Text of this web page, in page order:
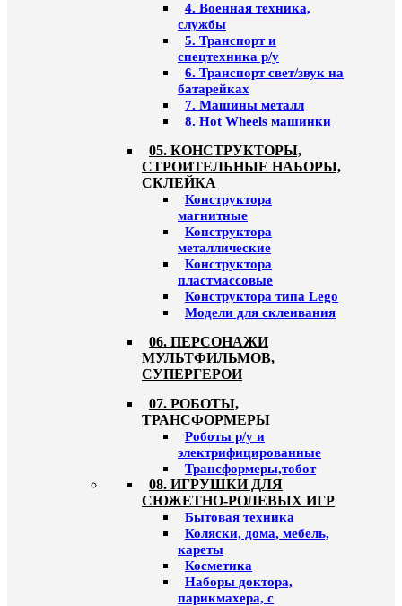
4. Военная техника,
службы
5. Транспорт и
спецтехника р/у
6. Транспорт свет/звук на
батарейках
7. Машины металл
8. Hot Wheels машинки
05. КОНСТРУКТОРЫ,
СТРОИТЕЛЬНЫЕ НАБОРЫ,
СКЛЕЙКА
Конструктора
магнитные
Конструктора
металлические
Конструктора
пластмассовые
Конструктора типа Lego
Модели для склеивания
06. ПЕРСОНАЖИ
МУЛЬТФИЛЬМОВ,
СУПЕРГЕРОИ
07. РОБОТЫ,
ТРАНСФОРМЕРЫ
Роботы р/у и
электрифицированные
Трансформеры,тобот
08. ИГРУШКИ ДЛЯ
СЮЖЕТНО-РОЛЕВЫХ ИГР
Бытовая техника
Коляски, дома, мебель,
кареты
Косметика
Наборы доктора,
парикмахера, с